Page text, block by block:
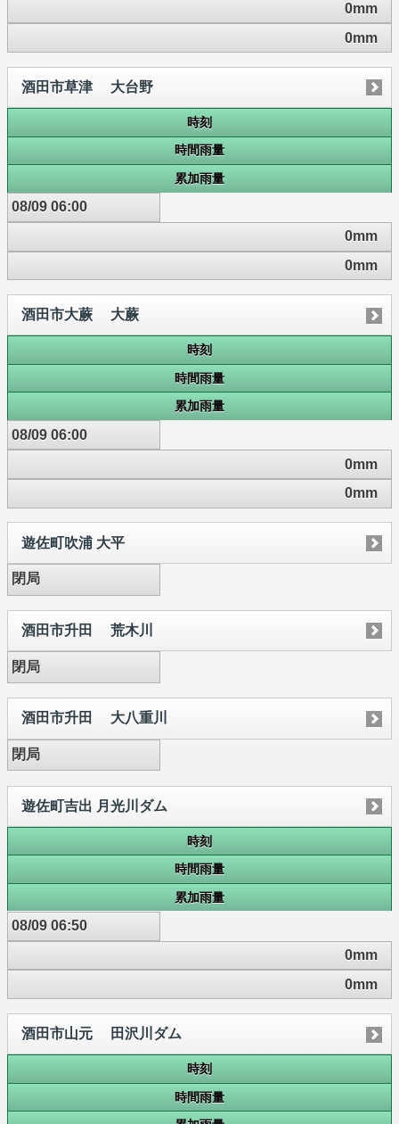
0mm
0mm
酒田市草津 大台野
時刻
時間雨量
累加雨量
08/09 06:00
0mm
0mm
酒田市大蕨 大蕨
時刻
時間雨量
累加雨量
08/09 06:00
0mm
0mm
遊佐町吹浦 大平
閉局
酒田市升田 荒木川
閉局
酒田市升田 大八重川
閉局
遊佐町吉出 月光川ダム
時刻
時間雨量
累加雨量
08/09 06:50
0mm
0mm
酒田市山元 田沢川ダム
時刻
時間雨量